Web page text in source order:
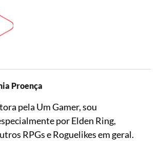
Proença
pela Um Gamer, sou
por Elden Ring,
RPGs e Roguelikes em geral.